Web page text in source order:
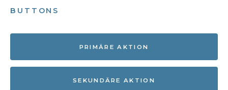
BUTTONS
PRIMÄRE AKTION
SEKUNDÄRE AKTION